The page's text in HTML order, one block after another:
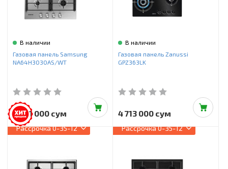
В наличии
Газовая панель Samsung
NA64H3030AS/WT
4 361 000 сум
В наличии
Газовая панель Zanussi
GPZ363LK
4 713 000 сум
Рассрочка0-35-12 Рассрочка0-35-12